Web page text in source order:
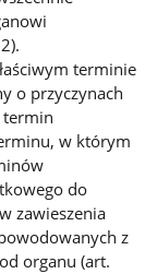
terminie
o przyczynach
termin
w którym
do
zawieszenia
z
organu (art.